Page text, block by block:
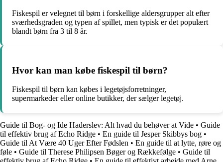
Fiskespil er velegnet til børn i forskellige aldersgrupper alt efter
sværhedsgraden og typen af spillet, men typisk er det populært
blandt børn fra 3 til 8 år.
Hvor kan man købe fiskespil til børn?
Fiskespil til børn kan købes i legetøjsforretninger,
supermarkeder eller online butikker, der sælger legetøj.
Guide til Bog- og Ide Haderslev: Alt hvad du behøver at Vide • Guide
til effektiv brug af Echo Ridge • En guide til Jesper Skibbys bog •
Guide til At Være 40 Uger Efter Fødslen • En guide til at lytte, røre og
føle • Guide til Therese Philipsen Bøger og Rækkefølge • Guide til